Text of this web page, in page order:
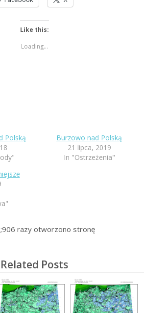
Like this:
Loading...
Polską
Burzowo nad Polską
21 lipca, 2019
In "Ostrzeżenia"
razy otworzono stronę
Related Posts